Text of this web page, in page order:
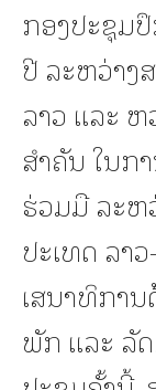
ກອງປະຊຸມ
ປີ ລະຫວ່າງ
ລາວ ແລະ
ສໍາຄັນ ໃນກ
ຮ່ວມມື ລະຫ
ປະເທດ ລາ
ເສນາທິກາ
ພັກ ແລະ ລັ